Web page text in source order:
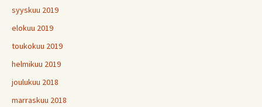
syyskuu 2019
elokuu 2019
toukokuu 2019
helmikuu 2019
joulukuu 2018
marraskuu 2018